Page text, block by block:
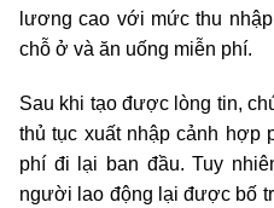
lương cao với mức thu
chỗ ở và ăn uống miễn phí.
Sau khi tạo được lòng tin,
thủ tục xuất nhập cảnh hợp
phí đi lại ban đầu. Tuy
người lao động lại được bố